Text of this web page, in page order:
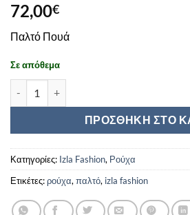
72,00€
Παλτό Πουά
Σε απόθεμα
ΠΡΟΣΘΉΚΗ ΣΤΟ
Κατηγορίες: Izla Fashion, Ρούχα
Ετικέτες:ρούχα, παλτό, izla fashion